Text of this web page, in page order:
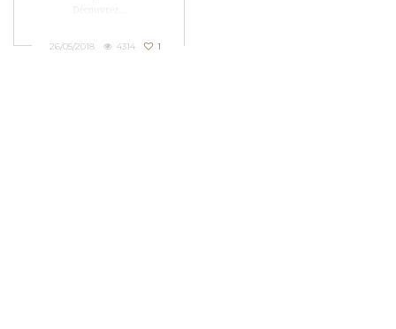
26/05/2018 4314 1